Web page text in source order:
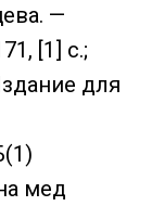
—
[1] с.;
для
мед